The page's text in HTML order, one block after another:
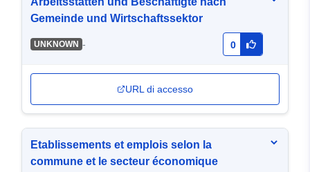
Gemeinde und Wirtschaftssektor
UNKNOWN - 0
URL di accesso
Etablissements et emplois selon la
commune et le secteur économique